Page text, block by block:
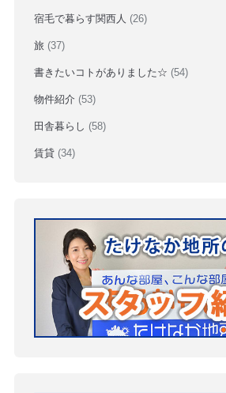
宿毛で暮らす関西人 (26)
旅 (37)
書きたいコトがありました☆ (54)
物件紹介 (53)
田舎暮らし (58)
賃貸 (34)